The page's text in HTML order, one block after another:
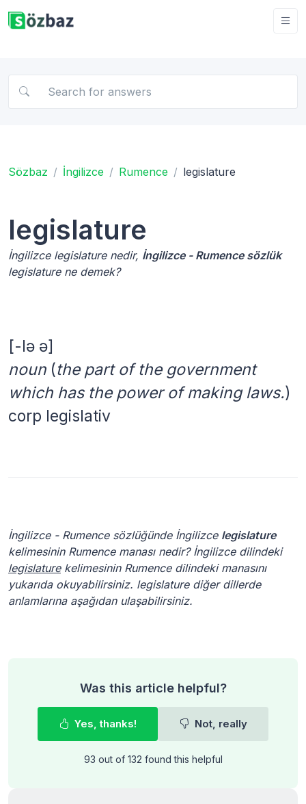
Sözbaz İngilizce Rumence legislature
legislature
İngilizce legislature nedir, İngilizce - Rumence sözlük
legislature ne demek?
[-lə ə]
noun (the part of the government
which has the power of making laws.)
corp legislativ
İngilizce - Rumence sözlüğünde İngilizce legislature
kelimesinin Rumence manası nedir? İngilizce dilindeki
legislaturekelimesinin Rumence dilindeki manasını
yukarıda okuyabilirsiniz. legislature diğer dillerde
anlamlarına aşağıdan ulaşabilirsiniz.
Was this article helpful?
Yes, thanks! Not, really
93 out of 132 found this helpful